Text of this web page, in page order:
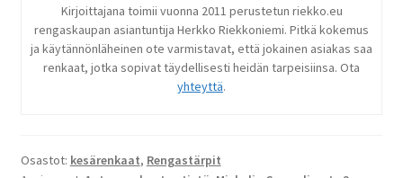
Kirjoittajana toimii vuonna 2011 perustetun riekko.eu
rengaskaupan asiantuntija Herkko Riekkoniemi. Pitkä kokemus
ja käytännönläheinen ote varmistavat, että jokainen asiakas saa
renkaat, jotka sopivat täydellisesti heidän tarpeisiinsa. Ota
yhteyttä.
Osastot: kesärenkaat, Rengastärpit